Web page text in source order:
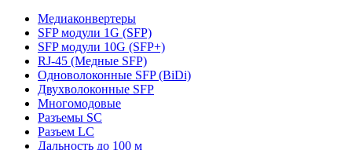
Медиаконвертеры
SFP модули 1G (SFP)
SFP модули 10G (SFP+)
RJ-45 (Медные SFP)
Одноволоконные SFP (BiDi)
Двухволоконные SFP
Многомодовые
Разъемы SC
Разъем LC
Дальность до 100 м